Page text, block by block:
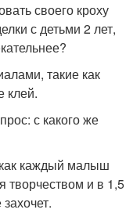
своего кроху
с детьми 2 лет,
такие как
клей.
с какого же
как каждый малыш
творчеством и в 1,5